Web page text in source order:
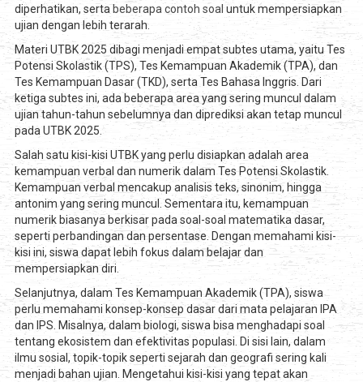
diperhatikan, serta beberapa contoh soal untuk mempersiapkan
ujian dengan lebih terarah.
Materi UTBK 2025 dibagi menjadi empat subtes utama, yaitu Tes
Potensi Skolastik (TPS), Tes Kemampuan Akademik (TPA), dan
Tes Kemampuan Dasar (TKD), serta Tes Bahasa Inggris. Dari
ketiga subtes ini, ada beberapa area yang sering muncul dalam
ujian tahun-tahun sebelumnya dan diprediksi akan tetap muncul
pada UTBK 2025.
Salah satu kisi-kisi UTBK yang perlu disiapkan adalah area
kemampuan verbal dan numerik dalam Tes Potensi Skolastik.
Kemampuan verbal mencakup analisis teks, sinonim, hingga
antonim yang sering muncul. Sementara itu, kemampuan
numerik biasanya berkisar pada soal-soal matematika dasar,
seperti perbandingan dan persentase. Dengan memahami kisi-
kisi ini, siswa dapat lebih fokus dalam belajar dan
mempersiapkan diri.
Selanjutnya, dalam Tes Kemampuan Akademik (TPA), siswa
perlu memahami konsep-konsep dasar dari mata pelajaran IPA
dan IPS. Misalnya, dalam biologi, siswa bisa menghadapi soal
tentang ekosistem dan efektivitas populasi. Di sisi lain, dalam
ilmu sosial, topik-topik seperti sejarah dan geografi sering kali
menjadi bahan ujian. Mengetahui kisi-kisi yang tepat akan